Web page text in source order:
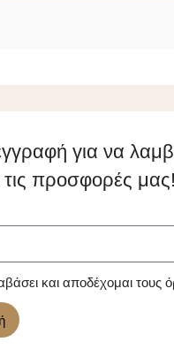
για να
προσφορές μας!
και αποδέχομαι τους